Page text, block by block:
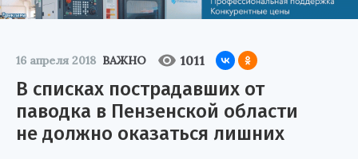
16 апреля 2018 ВАЖНО 1011
В списках пострадавших от
паводка в Пензенской области
не должно оказаться лишних